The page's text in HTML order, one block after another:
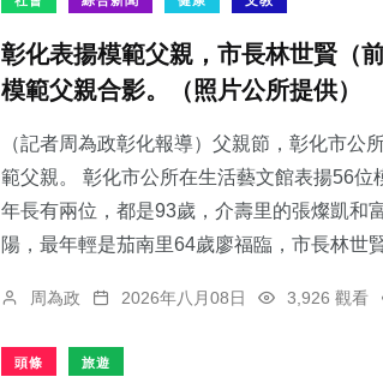
彰化表揚模範父親，市長林世賢（
模範父親合影。（照片公所提供）
（記者周為政彰化報導）父親節，彰化市公
範父親。 彰化市公所在生活藝文館表揚56位
年長有兩位，都是93歲，介壽里的張燦凱和
陽，最年輕是茄南里64歲廖福臨，市長林世
周為政 2026年八月08日 3,926 觀看
頭條 旅遊
120+
專欄